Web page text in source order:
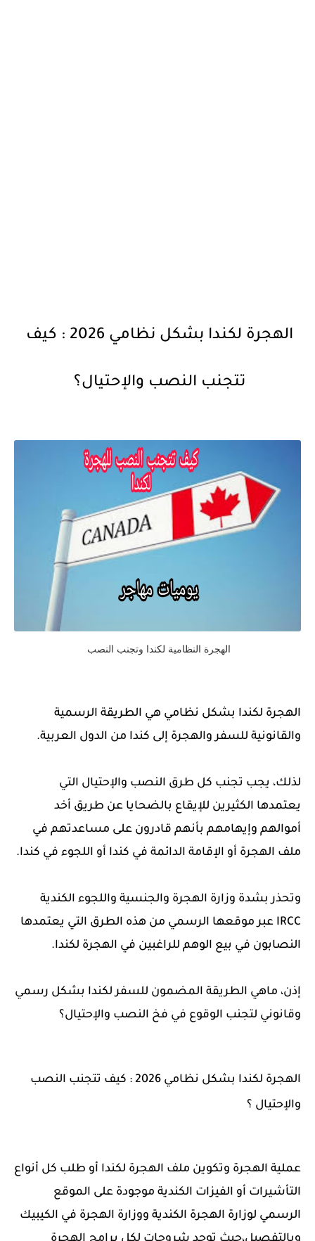
الهجرة لكندا بشكل نظامي 2026 : كيف
تتجنب النصب والإحتيال؟
الهجرة النظامية لكندا وتجنب النصب
الهجرة لكندا بشكل نظامي هي الطريقة الرسمية
والقانونية للسفر والهجرة إلى كندا من الدول العربية.
لذلك، يجب تجنب كل طرق النصب والإحتيال التي
يعتمدها الكثيرين للإيقاع بالضحايا عن طريق أخد
أموالهم وإيهامهم بأنهم قادرون على مساعدتهم في
ملف الهجرة أو الإقامة الدائمة في كندا أو اللجوء في كندا.
وتحذر بشدة وزارة الهجرة والجنسية واللجوء الكندية
IRCC عبر موقعها الرسمي من هذه الطرق التي يعتمدها
النصابون في بيع الوهم للراغبين في الهجرة لكندا.
إذن، ماهي الطريقة المضمون للسفر لكندا بشكل رسمي
وقانوني لتجنب الوقوع في فخ النصب والإحتيال؟
الهجرة لكندا بشكل نظامي 2026 : كيف تتجنب النصب
والإحتيال ؟
عملية الهجرة وتكوين ملف الهجرة لكندا أو طلب كل أنواع
التأشيرات أو الفيزات الكندية موجودة على الموقع
الرسمي لوزارة الهجرة الكندية ووزارة الهجرة في الكيبيك